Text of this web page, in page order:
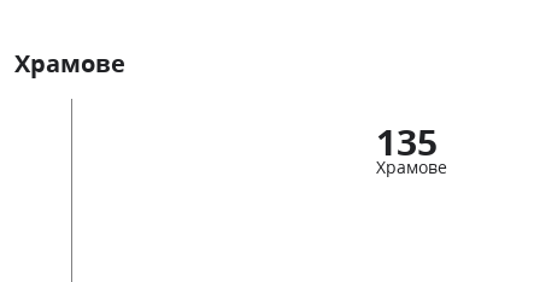
Храмове
135
Храмове